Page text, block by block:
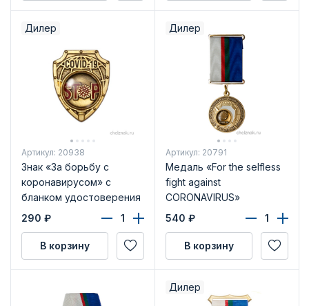
Дилер
Артикул: 20938
Знак «За борьбу с
коронавирусом» с
бланком удостоверения
290 ₽
В корзину
Дилер
Артикул: 20791
Медаль «For the selfless
fight against
CORONAVIRUS»
(Международная) с
бланком удостоверения
540 ₽
В корзину
Дилер